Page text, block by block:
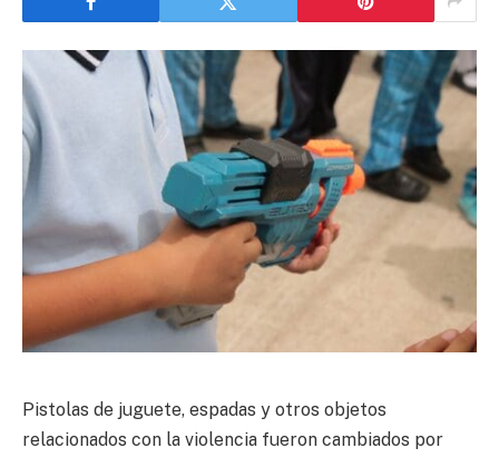
Pistolas de juguete, espadas y otros objetos
relacionados con la violencia fueron cambiados por